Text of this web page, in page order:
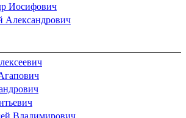
Иосифович
Александрович
Владимирович